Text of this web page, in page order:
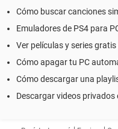
Cómo buscar canciones
Emuladores de PS4 para
Ver películas y series
Cómo apagar tu PC
Cómo descargar una
Descargar videos privados